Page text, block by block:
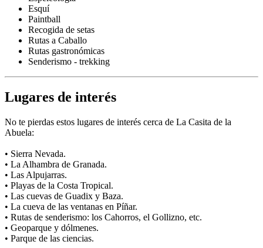
Esquí
Paintball
Recogida de setas
Rutas a Caballo
Rutas gastronómicas
Senderismo - trekking
Lugares de interés
No te pierdas estos lugares de interés cerca de La Casita de la
Abuela:
• Sierra Nevada.
• La Alhambra de Granada.
• Las Alpujarras.
• Playas de la Costa Tropical.
• Las cuevas de Guadix y Baza.
• La cueva de las ventanas en Píñar.
• Rutas de senderismo: los Cahorros, el Gollizno, etc.
• Geoparque y dólmenes.
• Parque de las ciencias.